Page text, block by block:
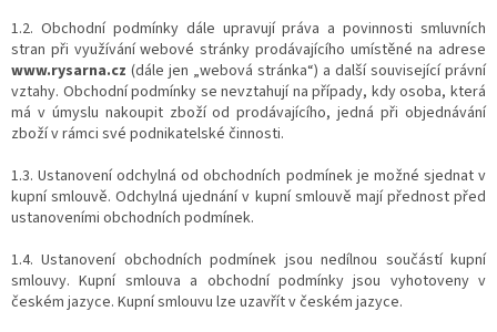
1.2. Obchodní podmínky dále upravují práva a povinnosti smluvních
stran při využívání webové stránky prodávajícího umístěné na adrese
www.rysarna.cz (dále jen „webová stránka“) a další související právní
vztahy. Obchodní podmínky se nevztahují na případy, kdy osoba, která
má v úmyslu nakoupit zboží od prodávajícího, jedná při objednávání
zboží v rámci své podnikatelské činnosti.
1.3. Ustanovení odchylná od obchodních podmínek je možné sjednat v
kupní smlouvě. Odchylná ujednání v kupní smlouvě mají přednost před
ustanoveními obchodních podmínek.
1.4. Ustanovení obchodních podmínek jsou nedílnou součástí kupní
smlouvy. Kupní smlouva a obchodní podmínky jsou vyhotoveny v
českém jazyce. Kupní smlouvu lze uzavřít v českém jazyce.